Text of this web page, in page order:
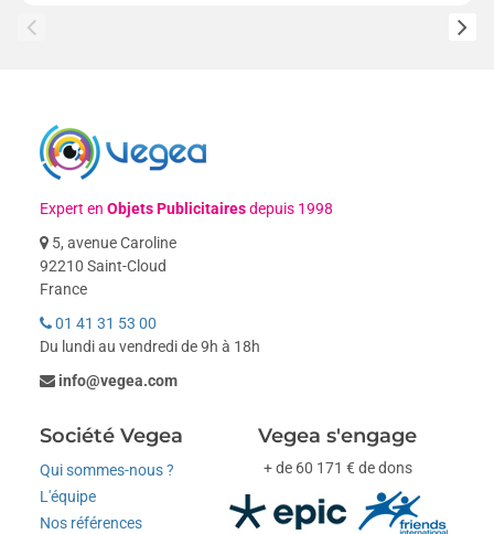
Expert enObjets Publicitairesdepuis 1998
5, avenue Caroline
92210 Saint-Cloud
France
01 41 31 53 00
Du lundi au vendredi de 9h à 18h
info@vegea.com
Société Vegea
Qui sommes-nous ?
L'équipe
Nos références
Vegea s'engage
+ de 60 171 € de dons